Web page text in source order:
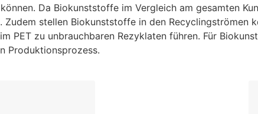
Da Biokunststoffe im Vergleich am gesamten
stellen Biokunststoffe in den Recyclingströmen
PET zu unbrauchbaren Rezyklaten führen. Für
Produktionsprozess.